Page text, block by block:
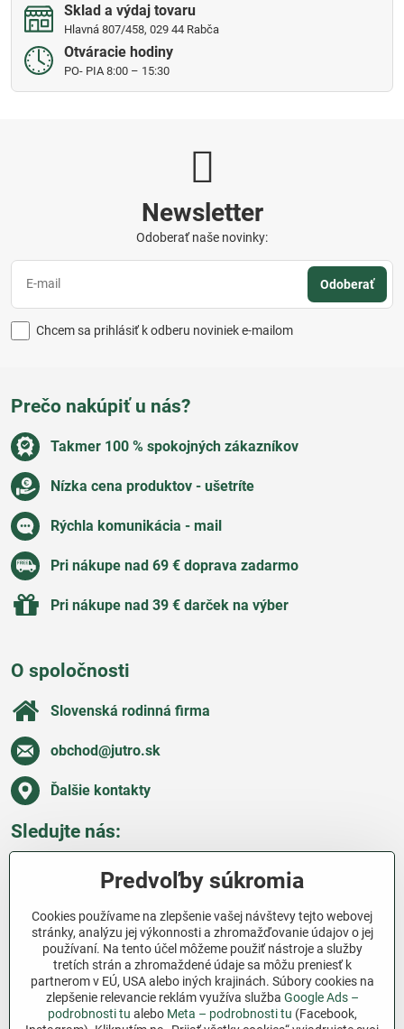
Sklad a výdaj tovaru
Hlavná 807/458, 029 44 Rabča
Otváracie hodiny
PO- PIA 8:00 – 15:30
Newsletter
Odoberať naše novinky:
Odoberať
Chcem sa prihlásiť k odberu noviniek e-mailom
Prečo nakúpiť u nás?
Takmer 100 % spokojných zákazníkov
Nízka cena produktov - ušetríte
Rýchla komunikácia - mail
Pri nákupe nad 69 € doprava zadarmo
Pri nákupe nad 39 € darček na výber
O spoločnosti
Slovenská rodinná firma
obchod​@jutro​.sk
Ďalšie kontakty
Sledujte nás:
Všetko o nákupe
Ďakujeme za podporu
Sme slovenský e-shop bez dotácií​. Fungujeme len
vďaka vám – ľuďom, ktorí veria v poctivú prácu a
Predvoľby súkromia
Cookies používame na zlepšenie vašej návštevy tejto webovej
stránky, analýzu jej výkonnosti a zhromažďovanie údajov o jej
používaní. Na tento účel môžeme použiť nástroje a služby
tretích strán a zhromaždené údaje sa môžu preniesť k
partnerom v EÚ, USA alebo iných krajinách. Súbory cookies na
zlepšenie relevancie reklám využíva služba Google Ads –
podrobnosti tu alebo Meta – podrobnosti tu (Facebook,